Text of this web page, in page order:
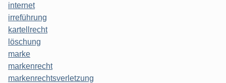
internet
irreführung
kartellrecht
löschung
marke
markenrecht
markenrechtsverletzung